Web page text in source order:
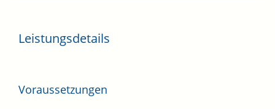
Leistungsdetails
Voraussetzungen